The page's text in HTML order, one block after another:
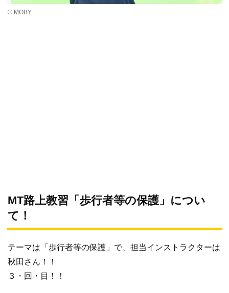
© MOBY
MT路上教習「歩行者等の保護」につい
て！
テーマは「歩行者等の保護」で、担当インストラクターは
秋田さん！！
３・回・目！！